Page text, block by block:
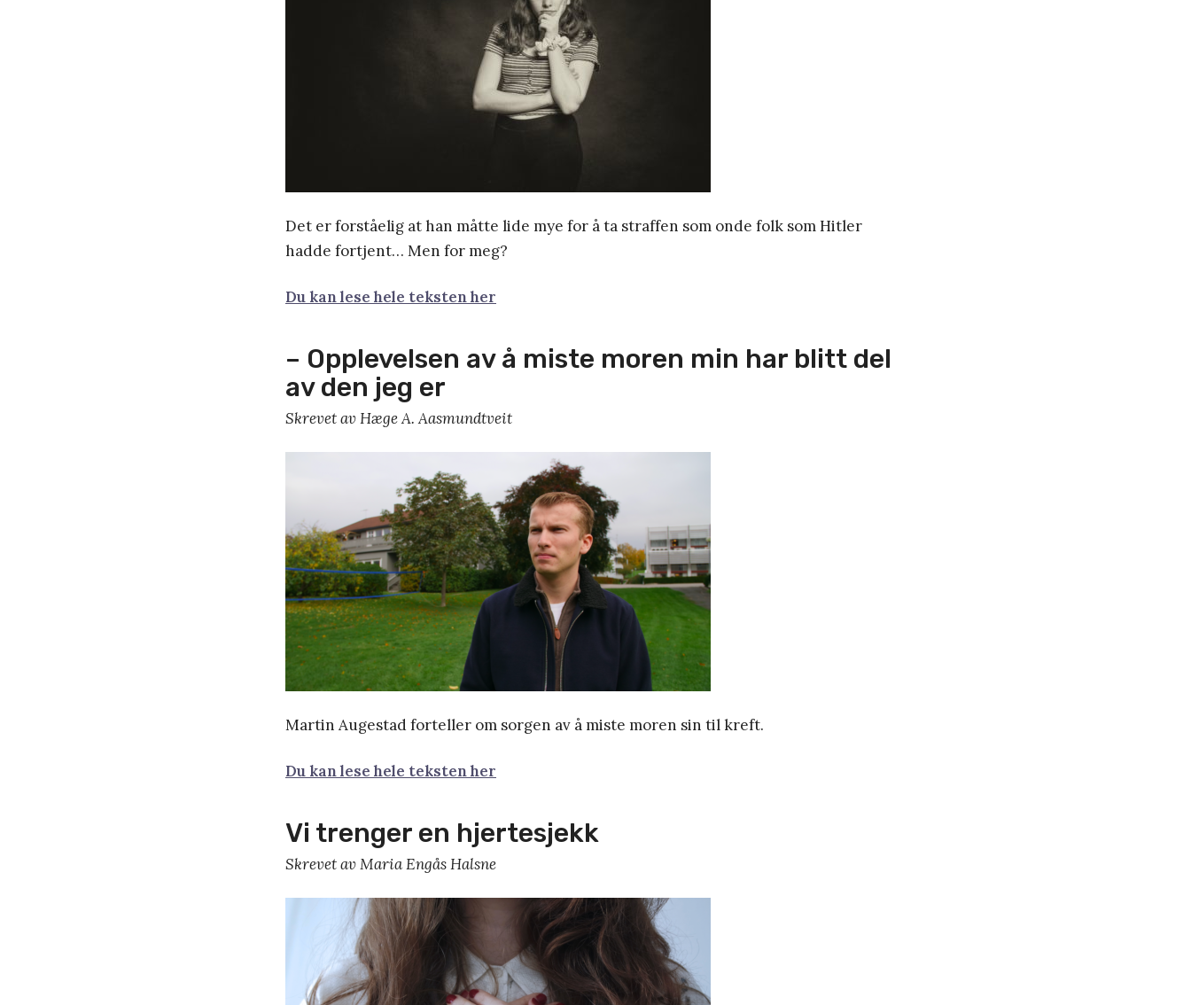
Det er forståelig at han måtte lide mye for å ta straffen som onde folk som Hitler
hadde fortjent… Men for meg?
Du kan lese hele teksten her
– Opplevelsen av å miste moren min har blitt del
av den jeg er
Skrevet av Hæge A. Aasmundtveit
Martin Augestad forteller om sorgen av å miste moren sin til kreft.
Du kan lese hele teksten her
Vi trenger en hjertesjekk
Skrevet av Maria Engås Halsne